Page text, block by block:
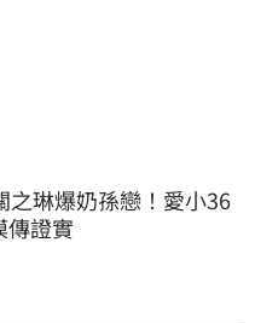
之琳爆奶孫戀！愛小36
傳證實